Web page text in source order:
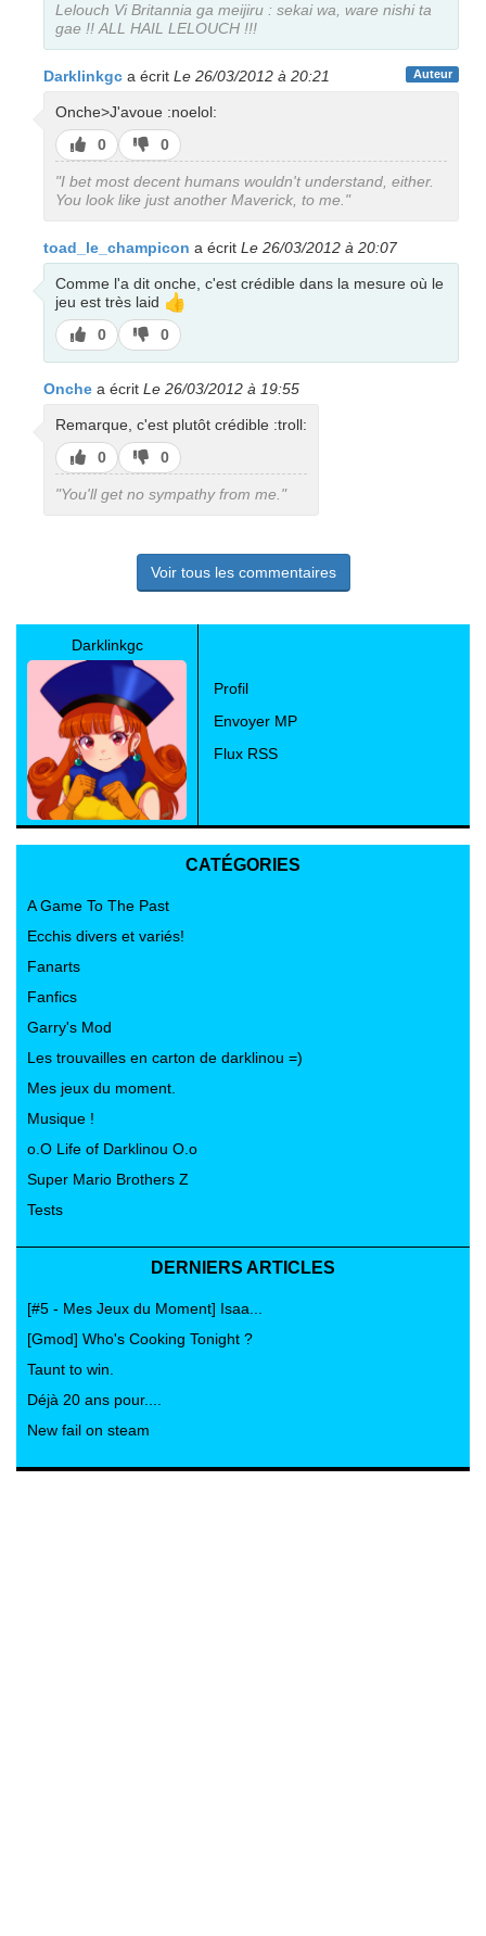
Lelouch Vi Britannia ga meijiru : sekai wa, ware nishi ta
gae !! ALL HAIL LELOUCH !!!
Auteur
Darklinkgc a écrit Le 26/03/2012 à 20:21
Onche>J'avoue :noelol:
J’aime
0
J’aime
pas
0
"I bet most decent humans wouldn't understand, either.
You look like just another Maverick, to me."
toad_le_champicon a écrit Le 26/03/2012 à 20:07
Comme l'a dit onche, c'est crédible dans la mesure où le
jeu est très laid 👍
J’aime
0
J’aime
pas
0
Onche a écrit Le 26/03/2012 à 19:55
Remarque, c'est plutôt crédible :troll:
J’aime
0
J’aime
pas
0
"You'll get no sympathy from me."
Voir tous les commentaires
Darklinkgc
Profil
Envoyer MP
Flux RSS
CATÉGORIES
A Game To The Past
Ecchis divers et variés!
Fanarts
Fanfics
Garry's Mod
Les trouvailles en carton de darklinou =)
Mes jeux du moment.
Musique !
o.O Life of Darklinou O.o
Super Mario Brothers Z
Tests
DERNIERS ARTICLES
[#5 - Mes Jeux du Moment] Isaa...
[Gmod] Who's Cooking Tonight ?
Taunt to win.
Déjà 20 ans pour....
New fail on steam